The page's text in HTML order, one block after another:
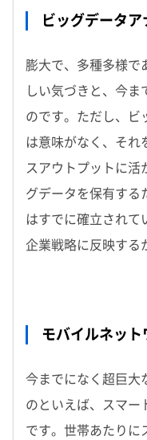
ビッグデータ
膨大で、多種多様で
しい気づきと、今ま
のです。ただし、ビ
は意味がなく、それ
スアウトプットに活
グデータを保有する
はすでに確立されて
企業戦略に反映する
モバイルネット
今までになく超巨大
のといえば、スマー
です。世帯あたりに